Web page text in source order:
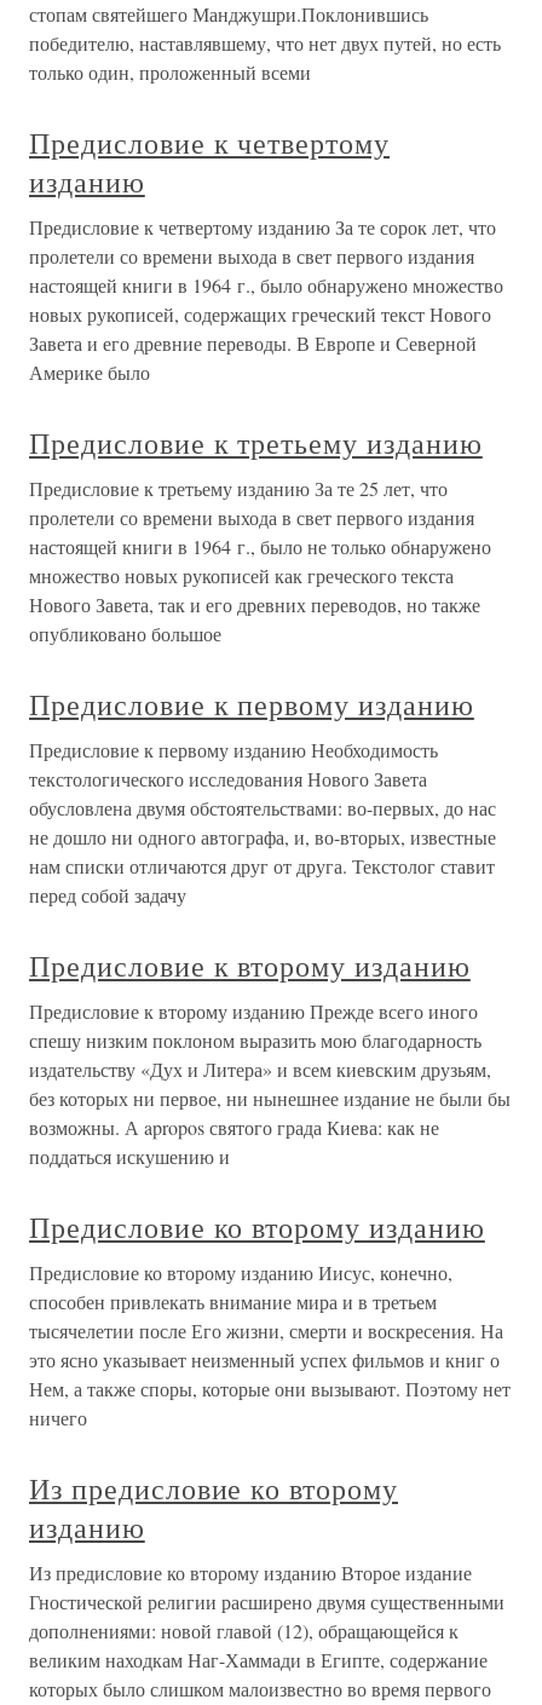
стопам святейшего Манджушри.Поклонившись
победителю, наставлявшему, что нет двух путей, но есть
только один, проложенный всеми
Предисловие к четвертому
изданию
Предисловие к четвертому изданию За те сорок лет, что
пролетели со времени выхода в свет первого издания
настоящей книги в 1964 г., было обнаружено множество
новых рукописей, содержащих греческий текст Нового
Завета и его древние переводы. В Европе и Северной
Америке было
Предисловие к третьему изданию
Предисловие к третьему изданию За те 25 лет, что
пролетели со времени выхода в свет первого издания
настоящей книги в 1964 г., было не только обнаружено
множество новых рукописей как греческого текста
Нового Завета, так и его древних переводов, но также
опубликовано большое
Предисловие к первому изданию
Предисловие к первому изданию Необходимость
текстологического исследования Нового Завета
обусловлена двумя обстоятельствами: во-первых, до нас
не дошло ни одного автографа, и, во-вторых, известные
нам списки отличаются друг от друга. Текстолог ставит
перед собой задачу
Предисловие к второму изданию
Предисловие к второму изданию Прежде всего иного
спешу низким поклоном выразить мою благодарность
издательству «Дух и Литера» и всем киевским друзьям,
без которых ни первое, ни нынешнее издание не были бы
возможны. А apropos святого града Киева: как не
поддаться искушению и
Предисловие ко второму изданию
Предисловие ко второму изданию Иисус, конечно,
способен привлекать внимание мира и в третьем
тысячелетии после Его жизни, смерти и воскресения. На
это ясно указывает неизменный успех фильмов и книг о
Нем, а также споры, которые они вызывают. Поэтому нет
ничего
Из предисловие ко второму
изданию
Из предисловие ко второму изданию Второе издание
Гностической религии расширено двумя существенными
дополнениями: новой главой (12), обращающейся к
великим находкам Наг-Хаммади в Египте, содержание
которых было слишком малоизвестно во время первого